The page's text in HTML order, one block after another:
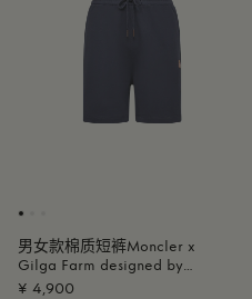
男女款棉质短裤Moncler x
Gilga Farm designed by
Donald Glover
¥ 4,900